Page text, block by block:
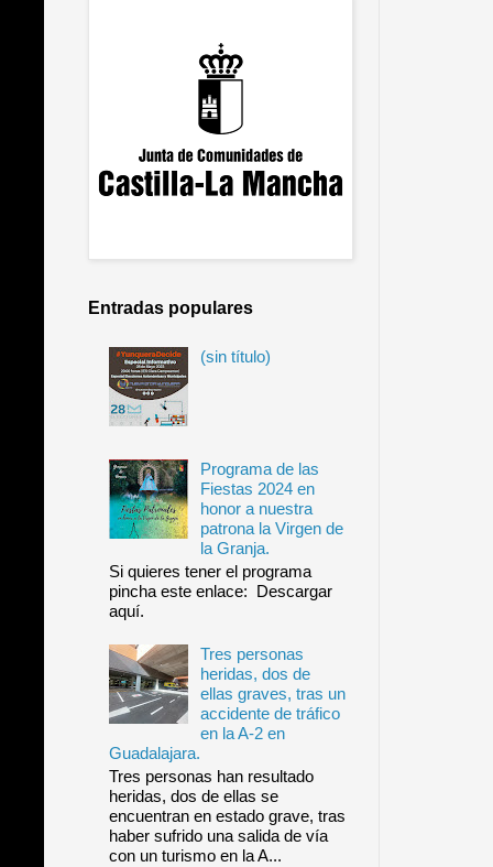
Entradas populares
(sin título)
Programa de las
Fiestas 2024 en
honor a nuestra
patrona la Virgen de
la Granja.
Si quieres tener el programa
pincha este enlace: Descargar
aquí.
Tres personas
heridas, dos de
ellas graves, tras un
accidente de tráfico
en la A-2 en
Guadalajara.
Tres personas han resultado
heridas, dos de ellas se
encuentran en estado grave, tras
haber sufrido una salida de vía
con un turismo en la A...